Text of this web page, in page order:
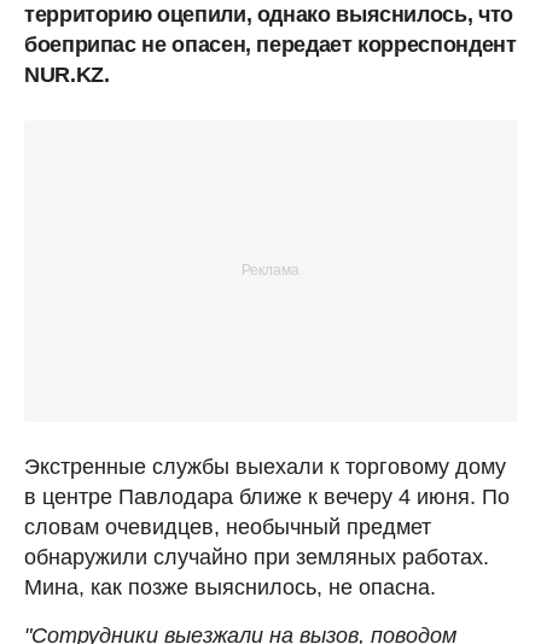
территорию оцепили, однако выяснилось, что
боеприпас не опасен, передает корреспондент
NUR.KZ.
Экстренные службы выехали к торговому дому
в центре Павлодара ближе к вечеру 4 июня. По
словам очевидцев, необычный предмет
обнаружили случайно при земляных работах.
Мина, как позже выяснилось, не опасна.
"Сотрудники выезжали на вызов, поводом